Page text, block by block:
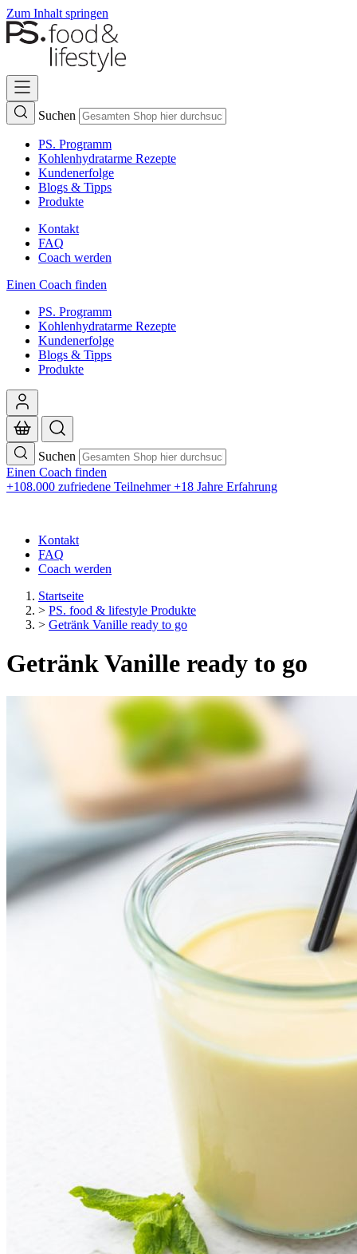
Zum Inhalt springen
Suchen
PS. Programm
Kohlenhydratarme Rezepte
Kundenerfolge
Blogs & Tipps
Produkte
Kontakt
FAQ
Coach werden
Einen Coach finden
PS. Programm
Kohlenhydratarme Rezepte
Kundenerfolge
Blogs & Tipps
Produkte
Suchen
Einen Coach finden
+108.000 zufriedene Teilnehmer+18 Jahre Erfahrung
Kontakt
FAQ
Coach werden
Startseite
> PS. food & lifestyle Produkte
> Getränk Vanille ready to go
Getränk Vanille ready to go